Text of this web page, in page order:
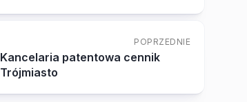
POPRZEDNIE
Kancelaria patentowa cennik
Trójmiasto